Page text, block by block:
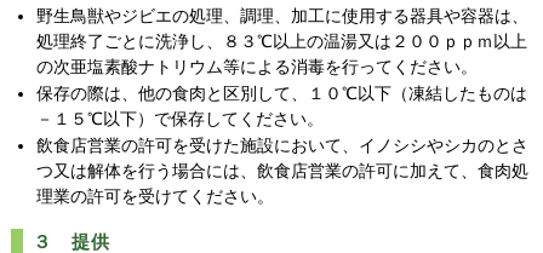
野生鳥獣やジビエの処理、調理、加工に使用する器具や容器は、
処理終了ごとに洗浄し、８３℃以上の温湯又は２００ｐｐｍ以上
の次亜塩素酸ナトリウム等による消毒を行ってください。
保存の際は、他の食肉と区別して、１０℃以下（凍結したものは
－１５℃以下）で保存してください。
飲食店営業の許可を受けた施設において、イノシシやシカのとさ
つ又は解体を行う場合には、飲食店営業の許可に加えて、食肉処
理業の許可を受けてください。
３ 提供